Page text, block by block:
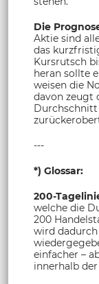
Die
Aktie sind
das
Kursrutsch
heran sollte
weisen die
davon zeugt
Durchschnitt
---
*) Glossar:
200-
welche die
200
wird
einfacher –
innerhalb der